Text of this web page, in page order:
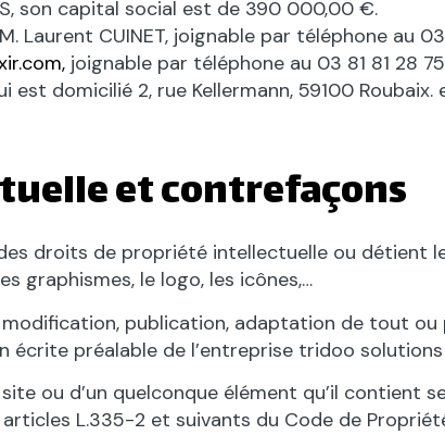
son capital social est de 390 000,00 €.
Laurent CUINET, joignable par téléphone au
, joignable par téléphone au 03 81 81 28 75
est domicilié 2, rue Kellermann, 59100
et contrefaçons
droits de propriété intellectuelle ou détient
graphismes, le logo, les icônes,…
publication, adaptation de tout
écrite préalable de l’entreprise tridoo
ou d’un quelconque élément qu’il
L.335-2 et suivants du Code de